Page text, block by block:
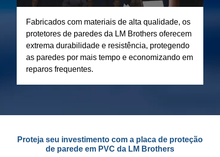
Fabricados com materiais de alta qualidade, os
protetores de paredes da LM Brothers oferecem
extrema durabilidade e resistência, protegendo
as paredes por mais tempo e economizando em
reparos frequentes.
Proteja seu investimento com a placa de proteção
de parede em PVC da LM Brothers